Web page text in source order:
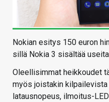
Nokian esitys 150 euron
sillä Nokia 3 sisältää
Oleellisimmat heikkoudet
myös joistakin
latausnopeus, ilmoitus-